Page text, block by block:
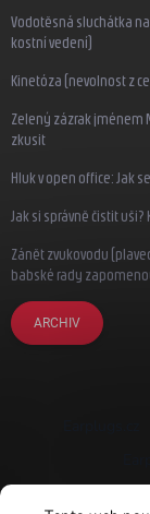
Vodotěsná sluchátka
kostní vedení)
Kinetóza (nevolnost z
Zelený zázrak jménem
zkusit
Hluk v open office: Jak
Jak si správně čistit
Zánět zvukovodu
babské rady
ARCHIV